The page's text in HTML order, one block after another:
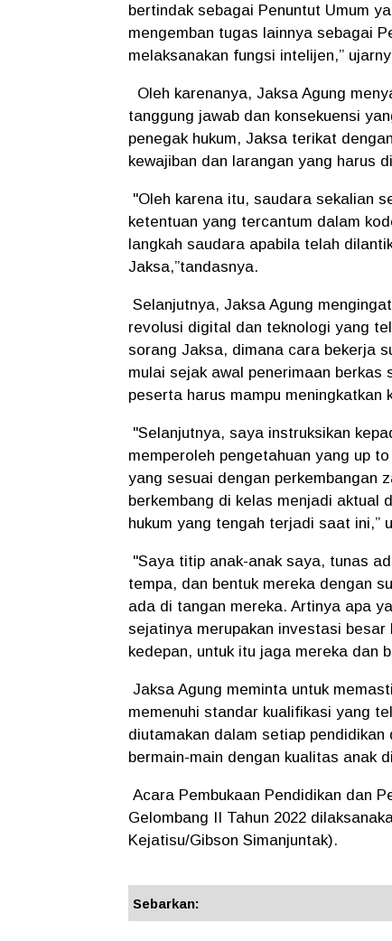
bertindak sebagai Penuntut Umum
mengemban tugas lainnya sebagai
melaksanakan fungsi intelijen,”
Oleh karenanya, Jaksa Agung
tanggung jawab dan konsekuensi
penegak hukum, Jaksa terikat
kewajiban dan larangan yang harus
"Oleh karena itu, saudara sekalian
ketentuan yang tercantum dalam
langkah saudara apabila telah
Jaksa,”tandasnya.
Selanjutnya, Jaksa Agung
revolusi digital dan teknologi yang
sorang Jaksa, dimana cara bekerja
mulai sejak awal penerimaan
peserta harus mampu
"Selanjutnya, saya instruksikan
memperoleh pengetahuan yang up
yang sesuai dengan perkembangan
berkembang di kelas menjadi aktual
hukum yang tengah terjadi saat ini,”
"Saya titip anak-anak saya, tunas
tempa, dan bentuk mereka dengan
ada di tangan mereka. Artinya apa
sejatinya merupakan investasi
kedepan, untuk itu jaga mereka dan
Jaksa Agung meminta untuk
memenuhi standar kualifikasi yang
diutamakan dalam setiap
bermain-main dengan kualitas anak
Acara Pembukaan Pendidikan dan
Gelombang II Tahun 2022
Kejatisu/Gibson Simanjuntak).
Sebarkan: